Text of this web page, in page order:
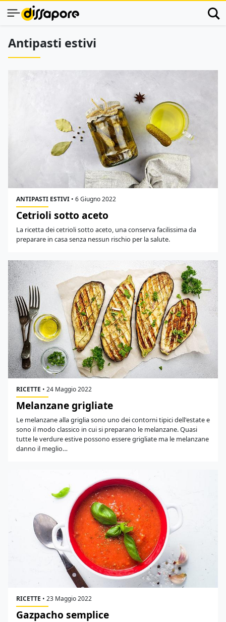
Antipasti estivi
ANTIPASTI ESTIVI • 6 Giugno 2022
Cetrioli sotto aceto
La ricetta dei cetrioli sotto aceto, una conserva facilissima da
preparare in casa senza nessun rischio per la salute.
RICETTE • 24 Maggio 2022
Melanzane grigliate
Le melanzane alla griglia sono uno dei contorni tipici dell'estate e
sono il modo classico in cui si preparano le melanzane. Quasi
tutte le verdure estive possono essere grigliate ma le melanzane
danno il meglio…
RICETTE • 23 Maggio 2022
Gazpacho semplice